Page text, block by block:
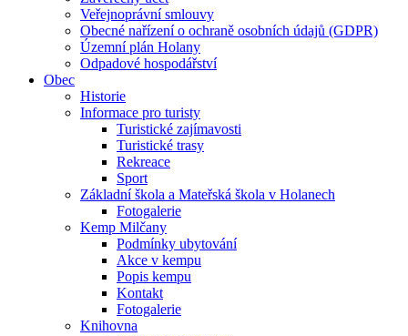
Veřejnoprávní smlouvy
Obecné nařízení o ochraně osobních údajů (GDPR)
Územní plán Holany
Odpadové hospodářství
Obec
Historie
Informace pro turisty
Turistické zajímavosti
Turistické trasy
Rekreace
Sport
Základní škola a Mateřská škola v Holanech
Fotogalerie
Kemp Milčany
Podmínky ubytování
Akce v kempu
Popis kempu
Kontakt
Fotogalerie
Knihovna